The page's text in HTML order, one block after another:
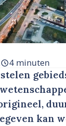
4 minuten
kan